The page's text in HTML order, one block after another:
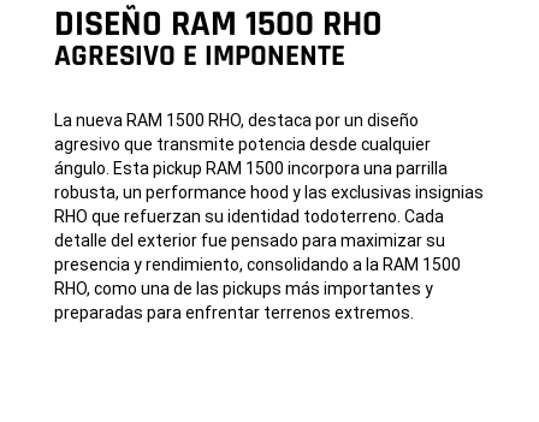
DISEÑO RAM 1500 RHO
AGRESIVO E IMPONENTE
La nueva RAM 1500 RHO, destaca por un diseño
agresivo que transmite potencia desde cualquier
ángulo. Esta pickup RAM 1500 incorpora una parrilla
robusta, un performance hood y las exclusivas insignias
RHO que refuerzan su identidad todoterreno. Cada
detalle del exterior fue pensado para maximizar su
presencia y rendimiento, consolidando a la RAM 1500
RHO, como una de las pickups más importantes y
preparadas para enfrentar terrenos extremos.